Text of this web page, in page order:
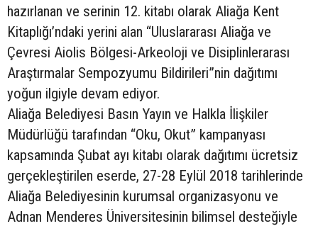
hazırlanan ve serinin 12. kitabı olarak Aliağa Kent
Kitaplığı’ndaki yerini alan “Uluslararası Aliağa ve
Çevresi Aiolis Bölgesi-Arkeoloji ve Disiplinlerarası
Araştırmalar Sempozyumu Bildirileri”nin dağıtımı
yoğun ilgiyle devam ediyor.
Aliağa Belediyesi Basın Yayın ve Halkla İlişkiler
Müdürlüğü tarafından “Oku, Okut” kampanyası
kapsamında Şubat ayı kitabı olarak dağıtımı ücretsiz
gerçekleştirilen eserde, 27-28 Eylül 2018 tarihlerinde
Aliağa Belediyesinin kurumsal organizasyonu ve
Adnan Menderes Üniversitesinin bilimsel desteğiyle